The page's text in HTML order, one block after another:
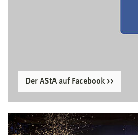
Der AStA auf Facebook